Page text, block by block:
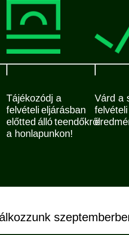
Tájékozódj a
felvételi eljárásban
előtted álló teendőkről
a honlapunkon!
Várd a
felvételi